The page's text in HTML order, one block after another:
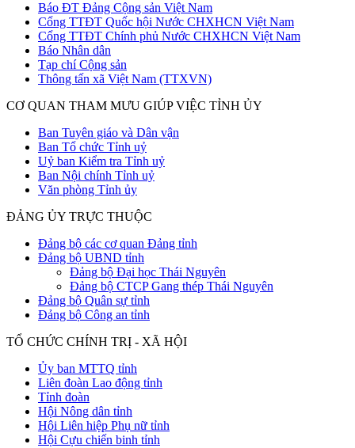
Báo ĐT Đảng Cộng sản Việt Nam
Cổng TTĐT Quốc hội Nước CHXHCN Việt Nam
Cổng TTĐT Chính phủ Nước CHXHCN Việt Nam
Báo Nhân dân
Tạp chí Cộng sản
Thông tấn xã Việt Nam (TTXVN)
CƠ QUAN THAM MƯU GIÚP VIỆC TỈNH ỦY
Ban Tuyên giáo và Dân vận
Ban Tổ chức Tỉnh uỷ
Uỷ ban Kiểm tra Tỉnh uỷ
Ban Nội chính Tỉnh uỷ
Văn phòng Tỉnh ủy
ĐẢNG ỦY TRỰC THUỘC
Đảng bộ các cơ quan Đảng tỉnh
Đảng bộ UBND tỉnh
Đảng bộ Đại học Thái Nguyên
Đảng bộ CTCP Gang thép Thái Nguyên
Đảng bộ Quân sự tỉnh
Đảng bộ Công an tỉnh
TỔ CHỨC CHÍNH TRỊ - XÃ HỘI
Ủy ban MTTQ tỉnh
Liên đoàn Lao động tỉnh
Tỉnh đoàn
Hội Nông dân tỉnh
Hội Liên hiệp Phụ nữ tỉnh
Hội Cựu chiến binh tỉnh